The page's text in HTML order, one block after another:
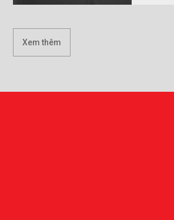
Xem thêm